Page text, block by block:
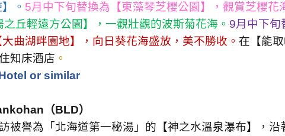
。 5月中下旬替換為【東藻琴芝櫻公園】，觀賞芝櫻花
之丘輕遠方公園】，一觀壯觀的波斯菊花海。 9月中下旬
曲湖畔園地】，向日葵花海盛放，美不勝收。 在【能
知床酒店 。
or similar
（BLD）
被譽為「北海道第一秘湯」的【神之水溫泉瀑布】，